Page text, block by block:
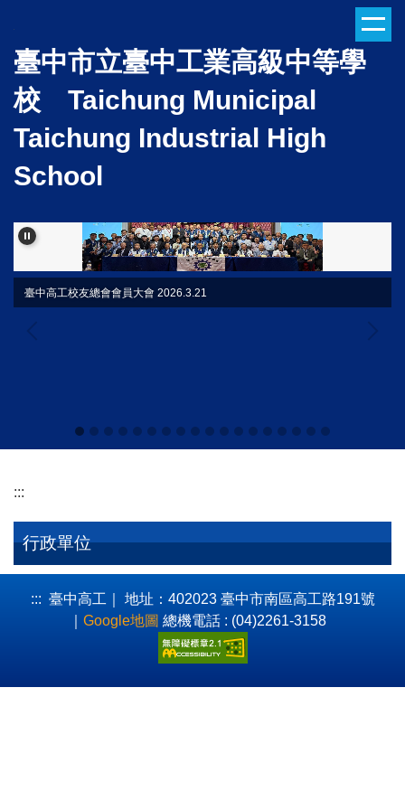
主
要
內
區
臺中市立臺中工業高級中等學
校 Taichung Municipal
Taichung Industrial High
School
臺中高工校友總會會員大會 2026.3.21
:::
行政單位
::: 臺中高工｜ 地址：402023 臺中市南區高工路191號
Google地圖 總機電話 : (04)2261-3158